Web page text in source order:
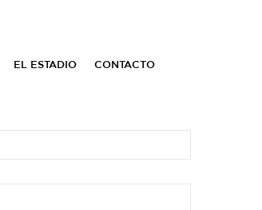
EL ESTADIO CONTACTO